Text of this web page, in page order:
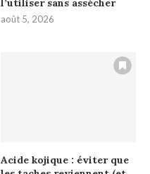
l’utiliser sans assécher
août 5, 2026
Acide kojique : éviter que